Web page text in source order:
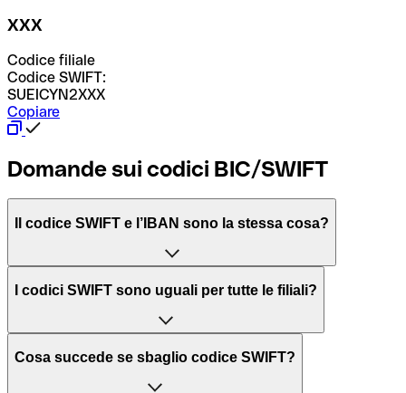
XXX
Codice filiale
Codice SWIFT:
SUEICYN2XXX
Copiare
Domande sui codici BIC/SWIFT
Il codice SWIFT e l’IBAN sono la stessa cosa?
L'acronimo SWIFT sta per “Society for Worldwide
per l’elaborazione dei pagamenti tra diversi Paesi.
Il BIC, invece, sta per “Bank Identifier Code” ed è una
I codici SWIFT sono uguali per tutte le filiali?
Dipende dalle banche. In alcuni casi le banche utilizzano
Cosa succede se sbaglio codice SWIFT?